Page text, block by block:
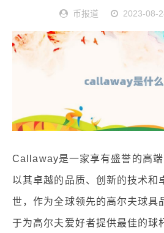
币报道 2023-08-
Callaway是一家享有盛誉的高端
以其卓越的品质、创新的技术和
世，作为全球领先的高尔夫球
于为高尔夫爱好者提供最佳的球